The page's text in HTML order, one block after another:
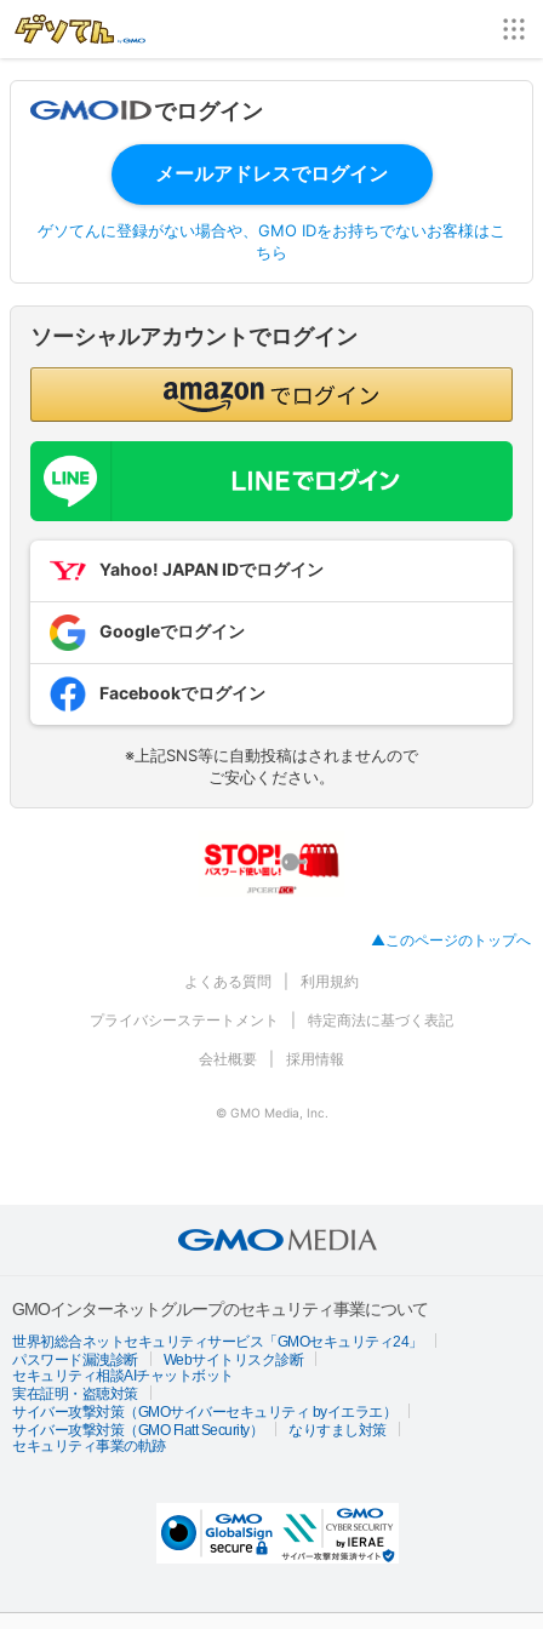
でログイン
ゲソてんに登録がない場合や、GMO IDをお持ちでないお客様はこ
ちら
ソーシャルアカウントでログイン
Yahoo! JAPAN IDでログイン
Googleでログイン
Facebookでログイン
※上記SNS等に自動投稿はされませんので
ご安心ください。
▲このページのトップへ
よくある質問 利用規約
プライバシーステートメント 特定商法に基づく表記
会社概要 採用情報
© GMO Media, Inc.
GMOインターネットグループのセキュリティ事業について
世界初総合ネットセキュリティサービス「GMOセキュリティ24」
パスワード漏洩診断
Webサイトリスク診断
セキュリティ相談AIチャットボット
実在証明・盗聴対策
サイバー攻撃対策（GMOサイバーセキュリティ byイエラエ）
サイバー攻撃対策（GMO Flatt Security）
なりすまし対策
セキュリティ事業の軌跡